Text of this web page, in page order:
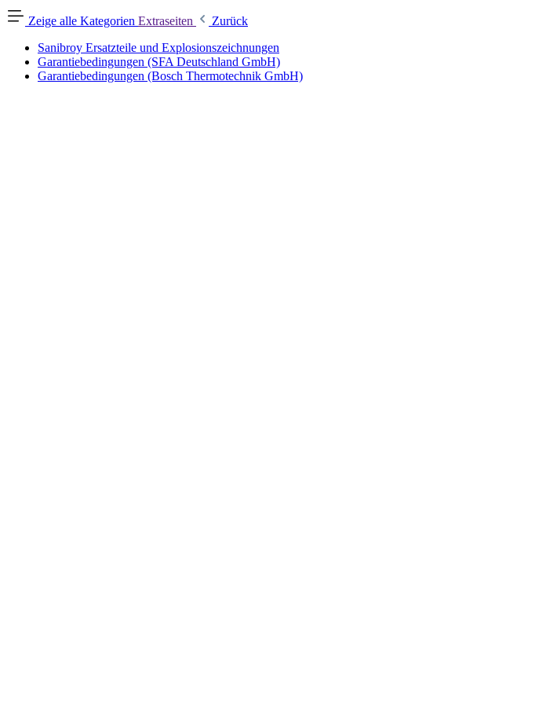
Zeige alle Kategorien Extraseiten
Zurück
Sanibroy Ersatzteile und Explosionszeichnungen
Garantiebedingungen (SFA Deutschland GmbH)
Garantiebedingungen (Bosch Thermotechnik GmbH)